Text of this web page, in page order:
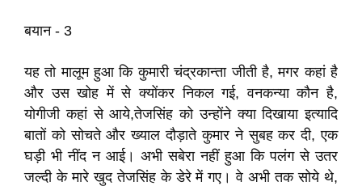
बयान - 3
यह तो मालूम हुआ कि कुमारी चंद्रकान्ता जीती है, मगर कहां है
और उस खोह में से क्योंकर निकल गई, वनकन्या कौन है,
योगीजी कहां से आये,तेजसिंह को उन्होंने क्या दिखाया इत्यादि
बातों को सोचते और ख्याल दौड़ाते कुमार ने सुबह कर दी, एक
घड़ी भी नींद न आई। अभी सबेरा नहीं हुआ कि पलंग से उतर
जल्दी के मारे खुद तेजसिंह के डेरे में गए। वे अभी तक सोये थे,